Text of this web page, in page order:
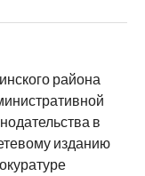
района
в
изданию